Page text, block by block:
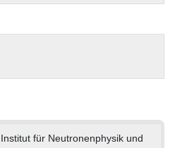
Institut für Neutronenphysik und